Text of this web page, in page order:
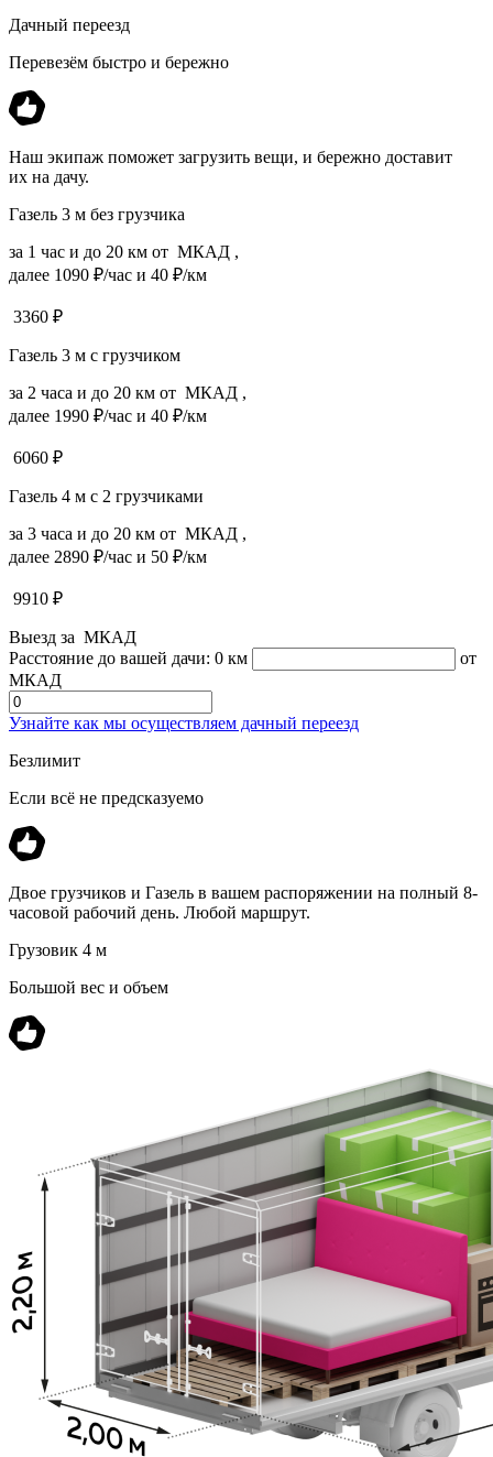
Дачный переезд
Перевезём быстро и бережно
Наш экипаж поможет загрузить вещи, и бережно доставит
их на дачу.
Газель 3 м без грузчика
за 1 час и до 20 км от МКАД ,
далее 1090 ₽/час и 40 ₽/км
3360 ₽
Газель 3 м с грузчиком
за 2 часа и до 20 км от МКАД ,
далее 1990 ₽/час и 40 ₽/км
6060 ₽
Газель 4 м с 2 грузчиками
за 3 часа и до 20 км от МКАД ,
далее 2890 ₽/час и 50 ₽/км
9910 ₽
Выезд за МКАД
Расстояние до вашей дачи: 0 км
от
МКАД
Узнайте как мы осуществляем дачный переезд
Безлимит
Если всё не предсказуемо
Двое грузчиков и Газель в вашем распоряжении на полный 8-
часовой рабочий день. Любой маршрут.
Грузовик 4 м
Большой вес и объем